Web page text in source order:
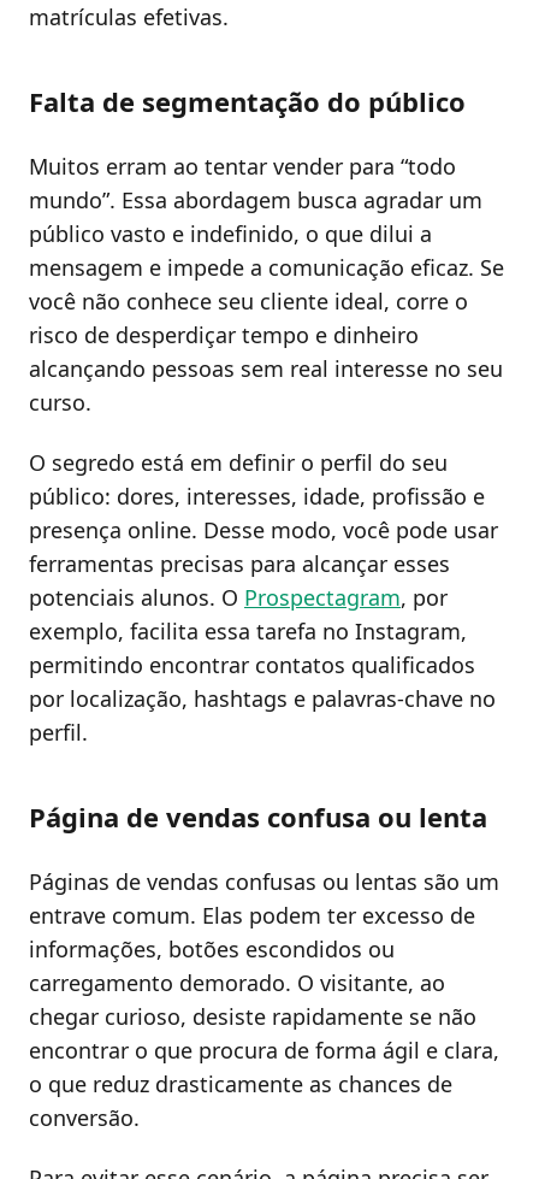
matrículas efetivas.
Falta de segmentação do público
Muitos erram ao tentar vender para “todo
mundo”. Essa abordagem busca agradar um
público vasto e indefinido, o que dilui a
mensagem e impede a comunicação eficaz. Se
você não conhece seu cliente ideal, corre o
risco de desperdiçar tempo e dinheiro
alcançando pessoas sem real interesse no seu
curso.
O segredo está em definir o perfil do seu
público: dores, interesses, idade, profissão e
presença online. Desse modo, você pode usar
ferramentas precisas para alcançar esses
potenciais alunos. O Prospectagram, por
exemplo, facilita essa tarefa no Instagram,
permitindo encontrar contatos qualificados
por localização, hashtags e palavras-chave no
perfil.
Página de vendas confusa ou lenta
Páginas de vendas confusas ou lentas são um
entrave comum. Elas podem ter excesso de
informações, botões escondidos ou
carregamento demorado. O visitante, ao
chegar curioso, desiste rapidamente se não
encontrar o que procura de forma ágil e clara,
o que reduz drasticamente as chances de
conversão.